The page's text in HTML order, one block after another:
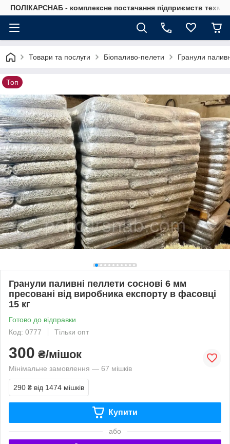
ПОЛІКАРСНАБ - комплексне постачання підприємств
Товари та послуги Біопаливо-пелети Гранули
Топ
Гранули паливні пеллети соснові 6 мм
пресовані від виробника експорту в фасовці
15 кг
Готово до відправки
Код: 0777
Тільки опт
300 ₴/мішок
Мінімальне замовлення — 67 мішків
290 ₴ від 1474 мішків
Купити
або